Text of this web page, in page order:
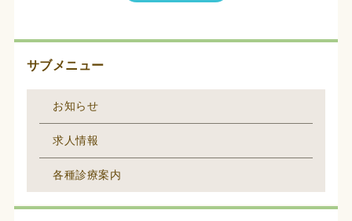
サブメニュー
お知らせ
求人情報
各種診療案内